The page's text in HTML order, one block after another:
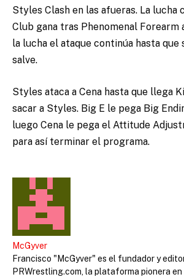
Styles Clash en las afueras. La lucha
Club gana tras Phenomenal Forearm
la lucha el ataque continúa hasta que
salve.
Styles ataca a Cena hasta que llega
sacar a Styles. Big E le pega Big
luego Cena le pega el Attitude
para así terminar el programa.
McGyver
Francisco "McGyver" es el fundador y
PRWrestling.com, la plataforma pionera